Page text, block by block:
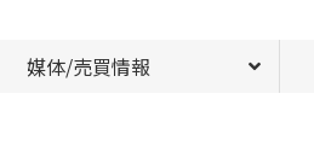
媒体/売買情報